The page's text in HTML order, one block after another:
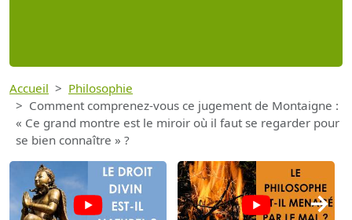
Accueil
Philosophie
Comment comprenez-vous ce jugement de Montaigne :
« Ce grand montre est le miroir où il faut se regarder pour
se bien connaître » ?
→